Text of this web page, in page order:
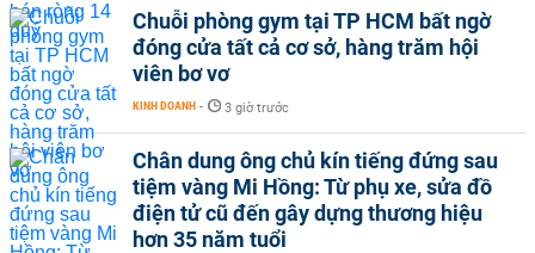
Chuỗi phòng gym tại TP HCM bất ngờ
đóng cửa tất cả cơ sở, hàng trăm hội
viên bơ vơ
KINH DOANH - 3 giờ trước
Chân dung ông chủ kín tiếng đứng sau
tiệm vàng Mi Hồng: Từ phụ xe, sửa đồ
điện tử cũ đến gây dựng thương hiệu
hơn 35 năm tuổi